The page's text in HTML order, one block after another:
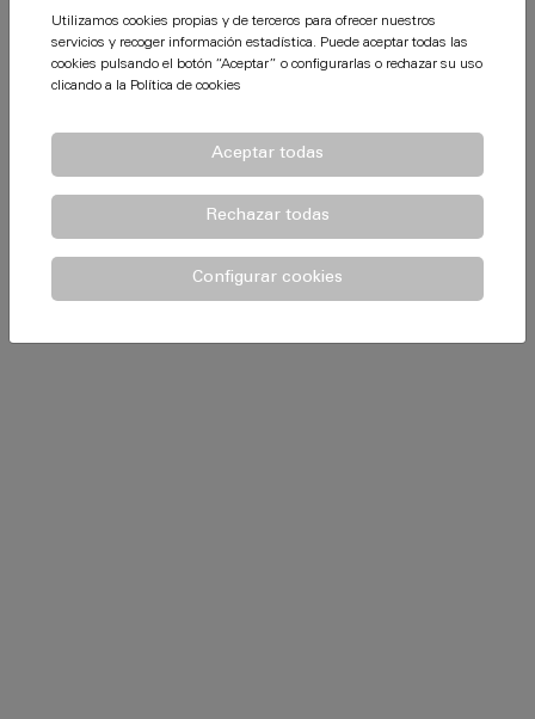
Utilizamos cookies propias y de terceros para ofrecer nuestros
servicios y recoger información estadística. Puede aceptar todas las
cookies pulsando el botón “Aceptar” o configurarlas o rechazar su uso
clicando a la Política de cookies
Aceptar todas
Rechazar todas
Configurar cookies